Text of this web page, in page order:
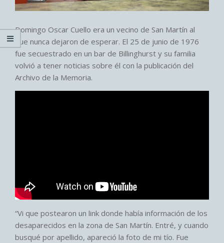
Domingo Oscar Cuello era un vecino de San Martín al
que nunca dejaron de esperar. El 25 de junio de 1976
fue secuestrado en un bar de Billinghurst y su familia
volvió a tener noticias sobre él con la publicación del
Archivo de la Memoria.
“Vi que postearon un link donde había información de los
desaparecidos en la zona de San Martín. Entré, y cuando
busqué por apellido, apareció la foto de mi tío. Fue